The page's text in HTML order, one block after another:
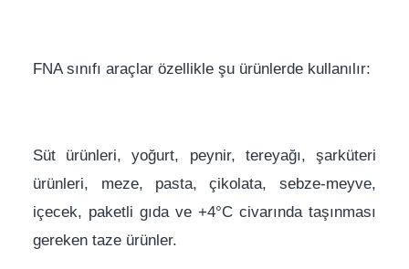
FNA sınıfı araçlar özellikle şu ürünlerde kullanılır:
Süt ürünleri, yoğurt, peynir, tereyağı, şarküteri
ürünleri, meze, pasta, çikolata, sebze-meyve,
içecek, paketli gıda ve +4°C civarında taşınması
gereken taze ürünler.